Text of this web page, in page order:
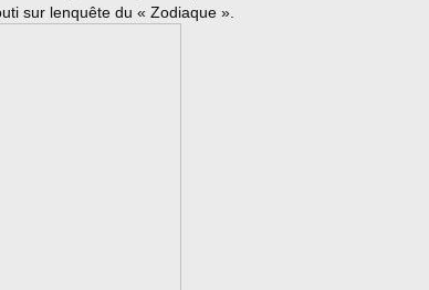
sur lenquête du « Zodiaque ».